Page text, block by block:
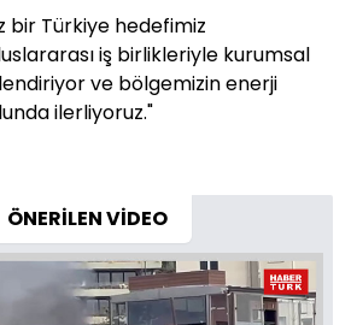
bir Türkiye hedefimiz
iş birlikleriyle kurumsal
ve bölgemizin enerji
ilerliyoruz."
ÖNERİLEN VİDEO